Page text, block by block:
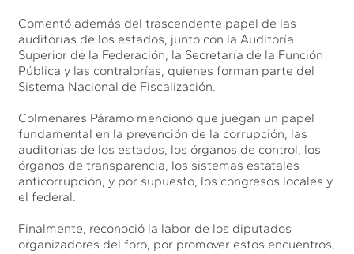
Comentó además del trascendente papel de las
auditorías de los estados, junto con la Auditoría
Superior de la Federación, la Secretaría de la Función
Pública y las contralorías, quienes forman parte del
Sistema Nacional de Fiscalización.
Colmenares Páramo mencionó que juegan un papel
fundamental en la prevención de la corrupción, las
auditorías de los estados, los órganos de control, los
órganos de transparencia, los sistemas estatales
anticorrupción, y por supuesto, los congresos locales y
el federal.
Finalmente, reconoció la labor de los diputados
organizadores del foro, por promover estos encuentros,